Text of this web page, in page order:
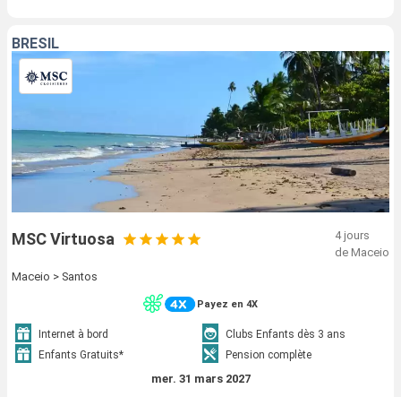
BRÉSIL
MSC Virtuosa
4 jours
de Maceio
Maceio > Santos
Payez en 4X
Internet à bord
Clubs Enfants dès 3 ans
Enfants Gratuits*
Pension complète
mer. 31 mars 2027